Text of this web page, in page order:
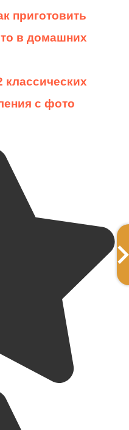
приготовить
в домашних
классических
с фото